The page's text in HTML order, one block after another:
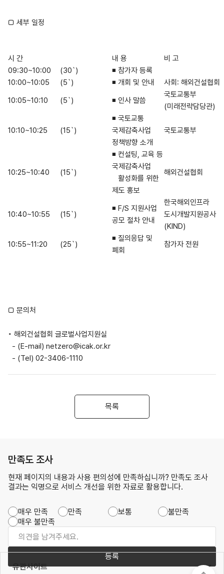
□ 세부 일정
시 간 내 용
비 고
09:30~10:00
(30`)
◾ 참가자 등록
10:00~10:05
(5`) ◾ 개회 및 안내
사회: 해외건설협회
10:05~10:10
(5`) ◾ 인사 말씀
국토교통부
(미래전략담당관)
10:10~10:25 (15`)
◾ 국토교통
국제감축사업
정책방향 소개
국토교통부
10:25~10:40 (15`)
◾ 컨설팅, 교육 등
국제감축사업
활성화를 위한
제도 홍보
해외건설협회
10:40~10:55 (15`)
◾ F/S 지원사업
공모 절차 안내
한국해외인프라
도시개발지원공사
(KIND)
10:55~11:20
(25`)
◾ 질의응답 및
폐회
참가자 전원
□ 문의처
◦ 해외건설협회 글로벌사업지원실
- (E-mail) netzero@icak.or.kr
- (Tel) 02-3406-1110
목록
만족도 조사
현재 페이지의 내용과 사용 편의성에 만족하십니까? 만족도 조사
결과는 익명으로 서비스 개선을 위한 자료로 활용합니다.
매우 만족 만족 보통
불만족
매우 불만족
등록
유관사이트